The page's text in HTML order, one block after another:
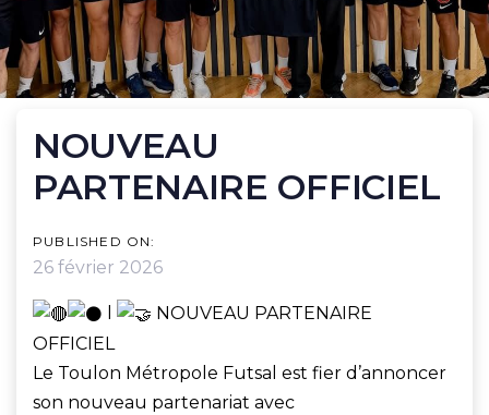
NOUVEAU
PARTENAIRE OFFICIEL
PUBLISHED ON:
26 février 2026
NOUVEAU PARTENAIRE
OFFICIEL
Le Toulon Métropole Futsal est fier d’annoncer
son nouveau partenariat avec
POST
NAVIGATION